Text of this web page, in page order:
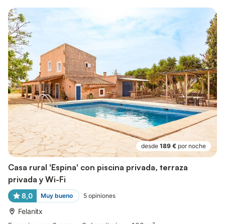
desde 189 € por noche
Casa rural 'Espina' con piscina privada, terraza
privada y Wi-Fi
8,0 Muy bueno 5 opiniones
Felanitx